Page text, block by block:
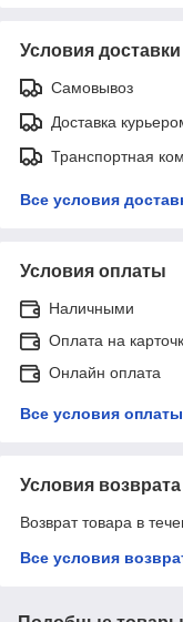
Условия доставки
Самовывоз
Доставка
Транспортная
Все условия
Условия оплаты
Наличными
Оплата на
Онлайн оплата
Все условия оплаты
Условия возврата
Возврат товара в
Все условия